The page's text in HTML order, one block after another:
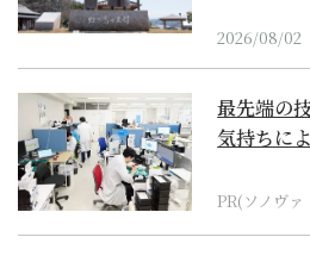
2026/08/02
最先端の
気持ちに
PR(ソノヴ